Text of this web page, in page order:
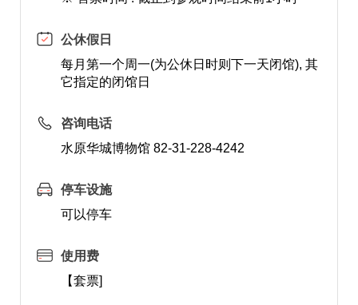
公休假日
每月第一个周一(为公休日时则下一天闭馆), 其
它指定的闭馆日
咨询电话
水原华城博物馆 82-31-228-4242
停车设施
可以停车
使用费
【套票]